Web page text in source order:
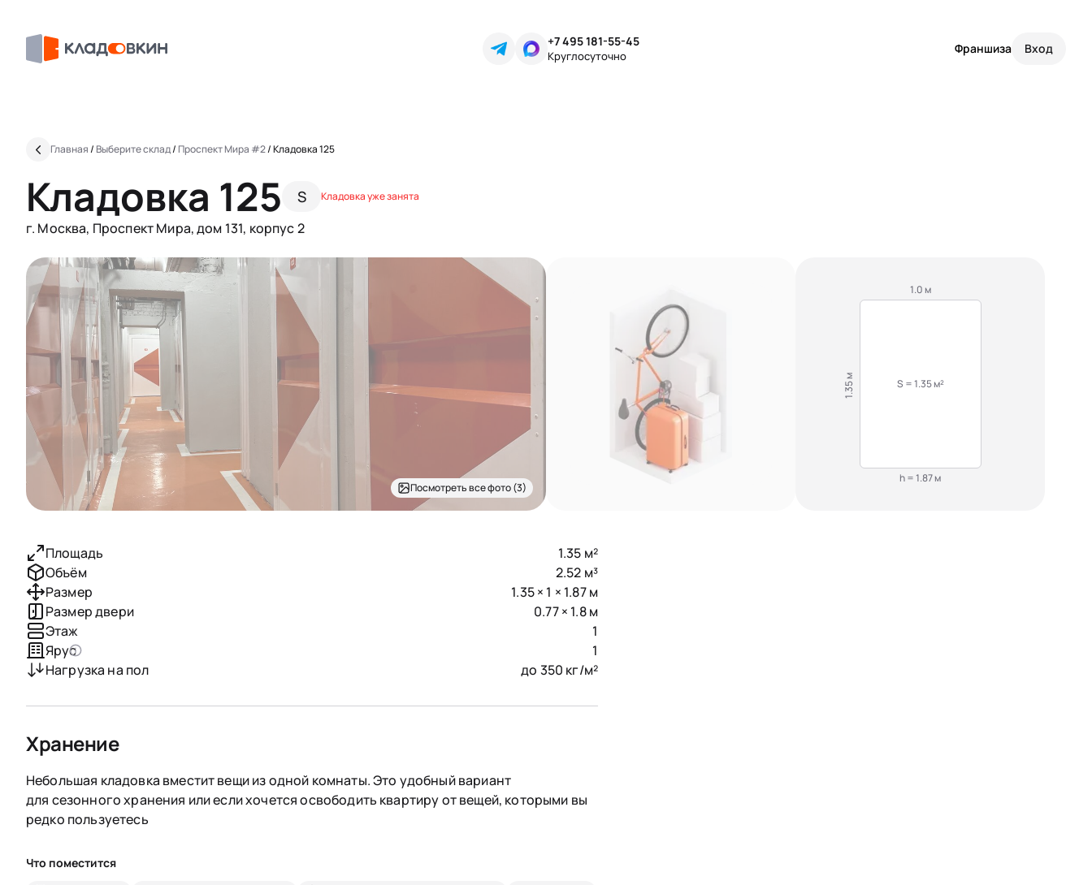
+7 495 181-55-45
Круглосуточно Франшиза Вход
Главная/ Выберите склад/ Проспект Мира #2/Кладовка 125
Кладовка 125 S Кладовка уже занята
г. Москва, Проспект Мира, дом 131, корпус 2
Посмотреть все фото (3)
1.0 м
S = 1.35 м²
1.35 м
h = 1.87 м
Площадь
1.35 м²
Объём
2.52 м³
Размер
1.35 × 1 × 1.87 м
Размер двери
0.77 × 1.8 м
Этаж
1
Ярус
1
Нагрузка на пол
до 350 кг/м²
Хранение
Небольшая кладовка вместит вещи из одной комнаты. Это удобный вариант
для сезонного хранения или если хочется освободить квартиру от вещей, которыми вы
редко пользуетесь
Что поместится